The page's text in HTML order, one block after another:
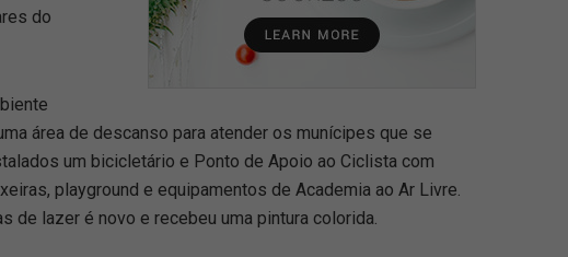
do
área de descanso para atender os munícipes que se
um bicicletário e Ponto de Apoio ao Ciclista com
playground e equipamentos de Academia ao Ar Livre.
de lazer é novo e recebeu uma pintura colorida.